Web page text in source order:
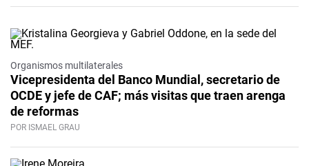
Organismos multilaterales
Vicepresidenta del Banco Mundial, secretario de
OCDE y jefe de CAF; más visitas que traen arenga
de reformas
POR ISMAEL GRAU
Video